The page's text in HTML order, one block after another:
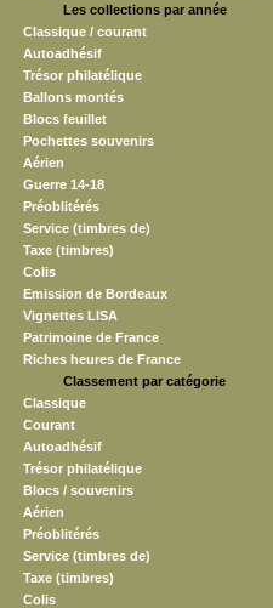
Les collections par année
Classique / courant
Autoadhésif
Trésor philatélique
Ballons montés
Blocs feuillet
Pochettes souvenirs
Aérien
Guerre 14-18
Préoblitérés
Service (timbres de)
Taxe (timbres)
Colis
Emission de Bordeaux
Vignettes LISA
Patrimoine de France
Riches heures de France
Classement par catégorie
Classique
Courant
Autoadhésif
Trésor philatélique
Blocs / souvenirs
Aérien
Préoblitérés
Service (timbres de)
Taxe (timbres)
Colis